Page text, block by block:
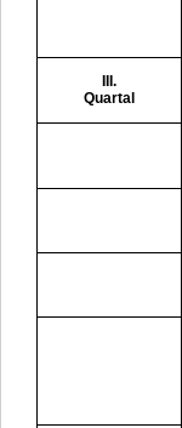
III.
Quartal